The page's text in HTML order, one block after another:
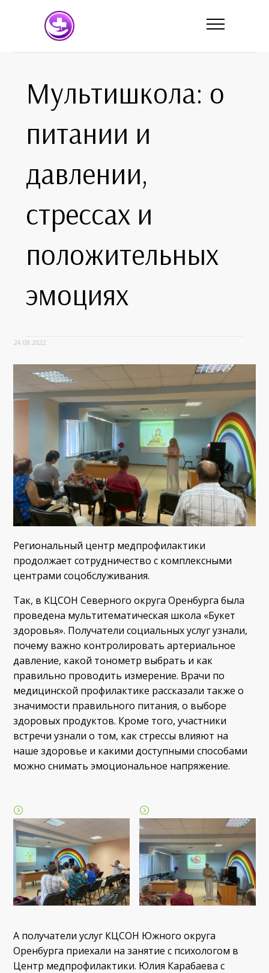
Мультишкола: о
питании и
давлении,
стрессах и
положительных
эмоциях
24.08.2022
Региональный центр медпрофилактики
продолжает сотрудничество с комплексными
центрами соцобслуживания.
Так, в КЦСОН Северного округа Оренбурга была
проведена мультитематическая школа «Букет
здоровья». Получатели социальных услуг узнали,
почему важно контролировать артериальное
давление, какой тонометр выбрать и как
правильно проводить измерение. Врачи по
медицинской профилактике рассказали также о
значимости правильного питания, о выборе
здоровых продуктов. Кроме того, участники
встречи узнали о том, как стрессы влияют на
наше здоровье и какими доступными способами
можно снимать эмоциональное напряжение.
А получатели услуг КЦСОН Южного округа
Оренбурга приехали на занятие с психологом в
Центр медпрофилактики. Юлия Карабаева с